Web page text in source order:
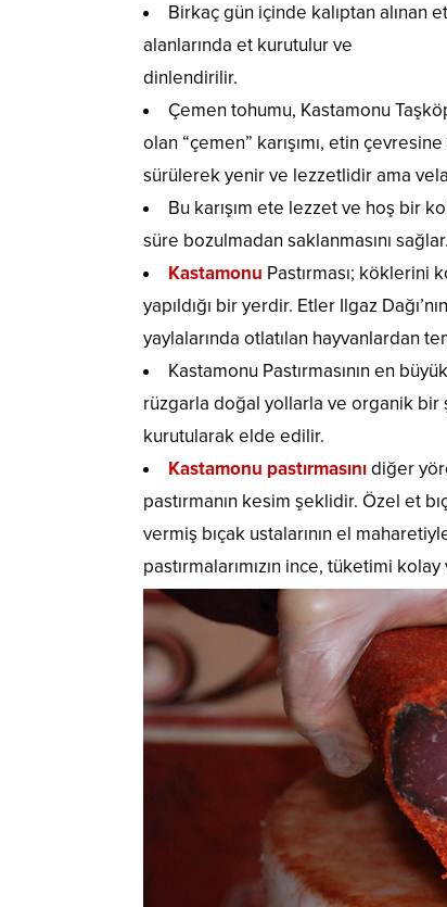
Birkaç gün içinde kalıptan alınan
alanlarında et kurutulur ve
dinlendirilir.
Çemen tohumu, Kastamonu
olan “çemen” karışımı, etin
sürülerek yenir ve lezzetlidir ama
Bu karışım ete lezzet ve hoş bir
süre bozulmadan saklanmasını sağlar.
Kastamonu Pastırması; köklerini
yapıldığı bir yerdir. Etler Ilgaz Dağı’nın
yaylalarında otlatılan hayvanlardan
Kastamonu Pastırmasının en
rüzgarla doğal yollarla ve organik bir
kurutularak elde edilir.
Kastamonu pastırmasınıdiğer
pastırmanın kesim şeklidir. Özel et
vermiş bıçak ustalarının el
pastırmalarımızın ince, tüketimi